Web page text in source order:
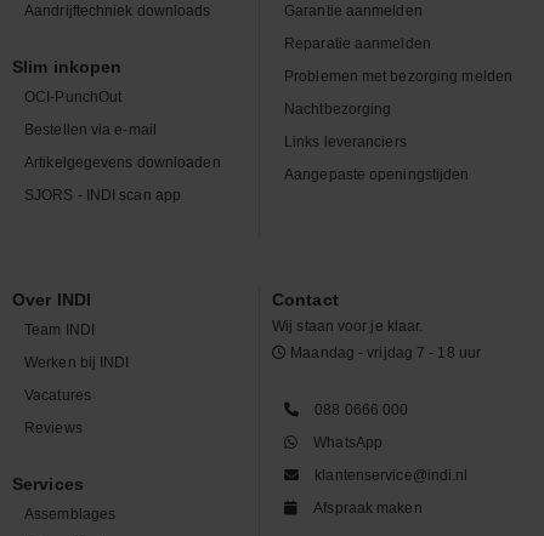
Aandrijftechniek downloads
Slim inkopen
OCI-PunchOut
Bestellen via e-mail
Artikelgegevens downloaden
SJORS - INDI scan app
Garantie aanmelden
Reparatie aanmelden
Problemen met bezorging melden
Nachtbezorging
Links leveranciers
Aangepaste openingstijden
Over INDI
Team INDI
Werken bij INDI
Vacatures
Reviews
Services
Assemblages
Contact
Wij staan voor je klaar.
Maandag - vrijdag 7 - 18 uur
088 0666 000
WhatsApp
klantenservice@indi.nl
Afspraak maken